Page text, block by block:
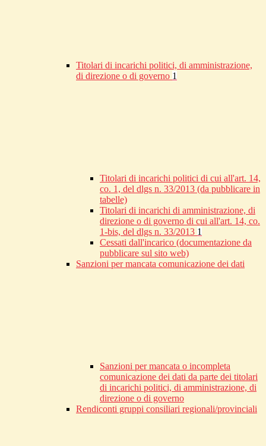
Titolari di incarichi politici, di amministrazione,
di direzione o di governo 1
Titolari di incarichi politici di cui all'art. 14,
co. 1, del dlgs n. 33/2013 (da pubblicare in
tabelle)
Titolari di incarichi di amministrazione, di
direzione o di governo di cui all'art. 14, co.
1-bis, del dlgs n. 33/2013 1
Cessati dall'incarico (documentazione da
pubblicare sul sito web)
Sanzioni per mancata comunicazione dei dati
Sanzioni per mancata o incompleta
comunicazione dei dati da parte dei titolari
di incarichi politici, di amministrazione, di
direzione o di governo
Rendiconti gruppi consiliari regionali/provinciali